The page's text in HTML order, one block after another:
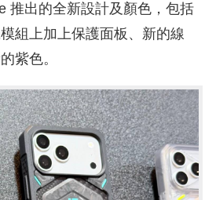
推出的全新設計及顏色，包括
組上加上保護面板、新的線
紫色。